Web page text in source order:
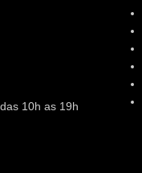
10h as 19h